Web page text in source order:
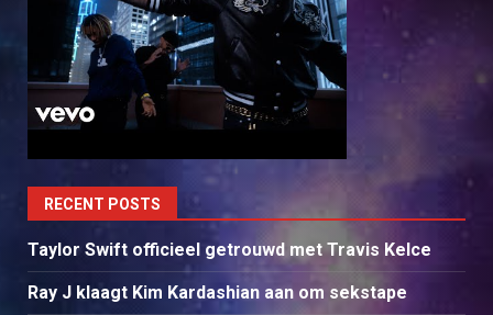
RECENT POSTS
Taylor Swift officieel getrouwd met Travis Kelce
Ray J klaagt Kim Kardashian aan om sekstape